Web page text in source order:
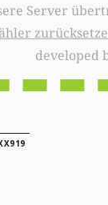
Server
developed